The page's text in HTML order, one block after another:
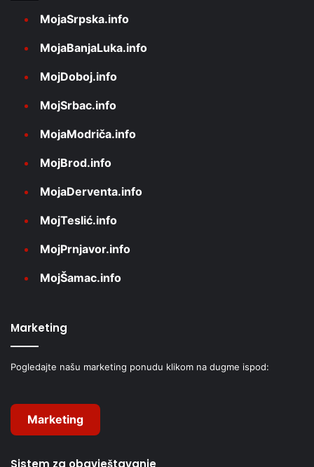
MojaSrpska.info
MojaBanjaLuka.info
MojDoboj.info
MojSrbac.info
MojaModriča.info
MojBrod.info
MojaDerventa.info
MojTeslić.info
MojPrnjavor.info
MojŠamac.info
Marketing
Pogledajte našu marketing ponudu klikom na dugme ispod:
Marketing
Sistem za obavještavanje